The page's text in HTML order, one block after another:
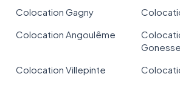
Colocation Gagny
Colocation Angoulême
Gonesse
Colocation Villepinte